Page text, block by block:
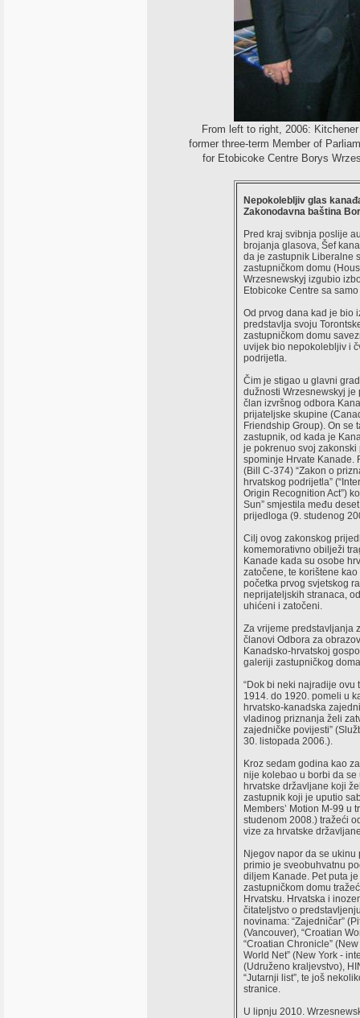
From left to right, 2006:
former three-term Member of
for Etobicoke Centre Borys
Nepokolebljiv glas
Zakonodavna baština
Pred kraj svibnja poslije
brojanja glasova, Šef
da je zastupnik Liberalne
zastupničkom domu
Wrzesnewskyj izgubio
Etobicoke Centre sa
Od prvog dana kad je bio
predstavlja svoju
zastupničkom domu
uvijek bio nepokolebljiv i
podrijetla.
Čim je stigao u glavni
dužnosti Wrzesnewskyj
član izvršnog odbora
prijateljske skupine
Friendship Group). On se
zastupnik, od kada je
je pokrenuo svoj
spominje Hrvate Kanade.
(Bill C-374) “Zakon o
hrvatskog podrijetla”
Origin Recognition Act”)
Sun” smjestila među
prijedloga (9. studenog
Cilj ovog zakonskog
komemorativno obilježi
Kanade kada su osobe
zatočene, te korištene
početka prvog svjetskog
neprijateljskih stranaca,
uhićeni i zatočeni.
Za vrijeme predstavljanja
članovi Odbora za
Kanadsko-hrvatskoj
galeriji zastupničkog
“Dok bi neki najradije
1914. do 1920. pomeli u
hrvatsko-kanadska
vladinog priznanja želi
zajedničke povijesti”
30. listopada 2006.).
Kroz sedam godina kao
nije kolebao u borbi da
hrvatske državljane koji
zastupnik koji je uputio
Members’ Motion M-99 u
studenom 2008.) tražeći
vize za hrvatske
Njegov napor da se
primio je sveobuhvatnu
diljem Kanade. Pet puta
zastupničkom domu
Hrvatsku. Hrvatska i
čitateljstvo o
novinama: “Zajedničar”
(Vancouver), “Croatian
“Croatian Chronicle”
World Net” (New York -
(Udruženo kraljevstvo),
“Jutarnji list”, te još
stranice.
U lipnju 2010.